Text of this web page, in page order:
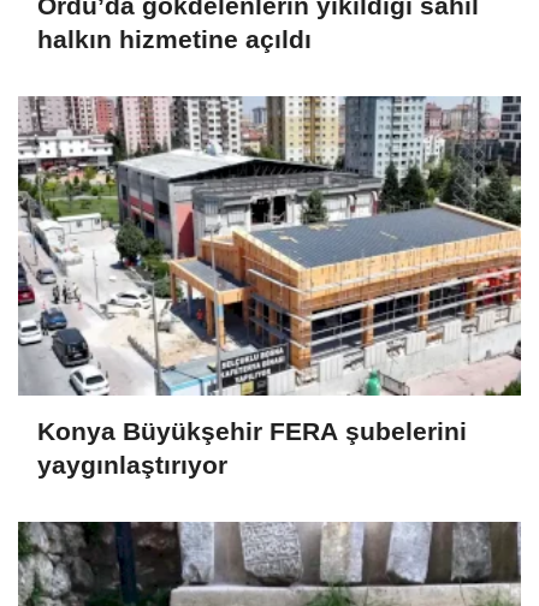
halkın hizmetine açıldı
Konya Büyükşehir FERA şubelerini
yaygınlaştırıyor